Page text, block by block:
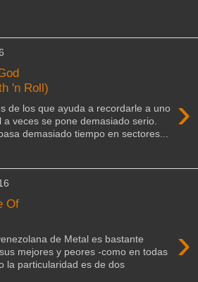
'n Roll)
›
de los que ayuda a recordarle a uno
a veces se pone demasiado serio.
demasiado tiempo en sectores...
Of
›
de Metal es bastante
mejores y peores -como en todas
la particularidad es de dos